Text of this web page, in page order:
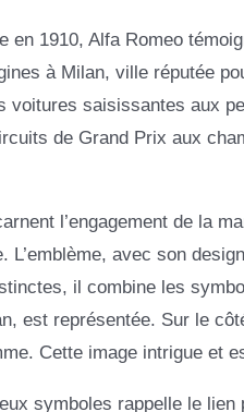
en 1910, Alfa Romeo
à Milan, ville réputée
voitures saisissantes aux
de Grand Prix aux
l’engagement de la
L’emblème, avec son
il combine les
est représentée. Sur le
Cette image intrigue et
symboles rappelle le